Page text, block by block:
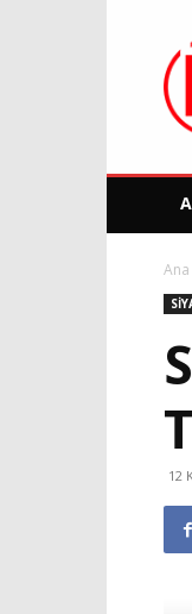
Ana
12